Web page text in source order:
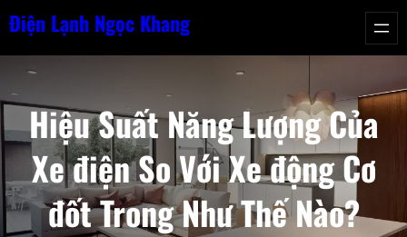
Chuyển
nội
dung
Điện Lạnh Ngọc Khang
Hiệu Suất Năng Lượng Của
Xe điện So Với Xe động Cơ
đốt Trong Như Thế Nào?